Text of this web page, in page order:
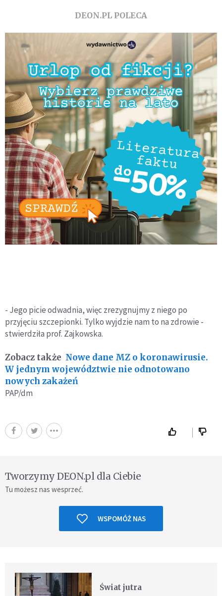
DEON.PL POLECA
- Jego picie odwadnia, więc zrezygnujmy z niego po
przyjęciu szczepionki. Tylko wyjdzie nam to na zdrowie -
stwierdziła prof. Zajkowska.
Zobacz także Nowe dane MZ o koronawirusie.
W jednym województwie nie odnotowano
nowych zakażeń
PAP/dm
Tworzymy DEON.pl dla Ciebie
Tu możesz nas wesprzeć.
WSPOMÓŻ NAS
Świat jutra